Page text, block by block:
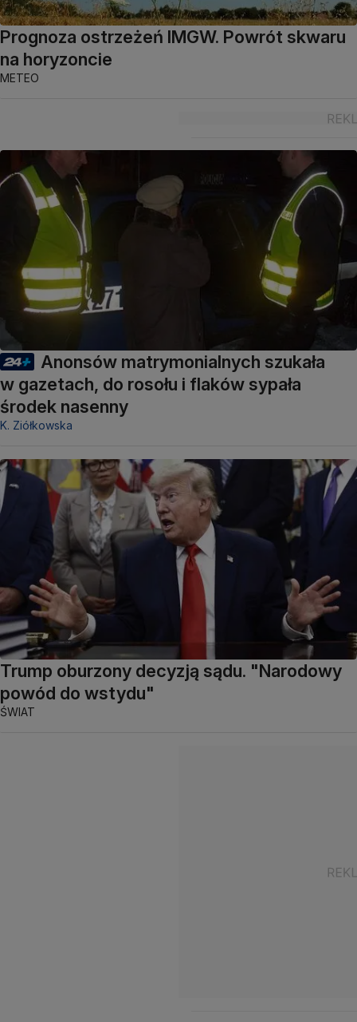
Prognoza ostrzeżeń IMGW. Powrót skwaru
na horyzoncie
METEO
Anonsów matrymonialnych szukała
w gazetach, do rosołu i flaków sypała
środek nasenny
K. Ziółkowska
Trump oburzony decyzją sądu. "Narodowy
powód do wstydu"
ŚWIAT